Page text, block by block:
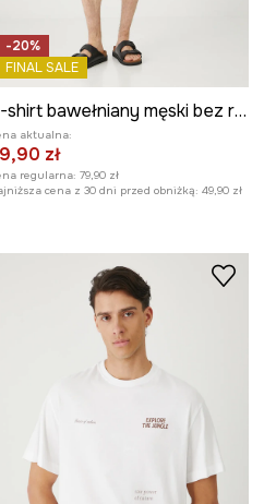
-20%
FINAL SALE
T-shirt bawełniany męski bez rękawów kolor czarny
aktualna:
zł
regularna: 79,90 zł
cena z 30 dni przed obniżką: 49,90 zł